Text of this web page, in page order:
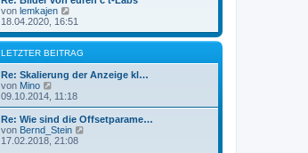
g
B
e
i
t
r
a
g
s
t
r
B
e
i
t
r
g
von lemkajen
e
u
e
s
t
e
B
e
i
t
r
18.04.2020, 16:51
LETZTER BEITRAG
Re: Skalierung der Anzeige kl…
von Mino
e
u
e
s
t
09.10.2014, 11:18
Re: Wie sind die Offsetparame…
von Bernd_Stein
17.02.2018, 21:08